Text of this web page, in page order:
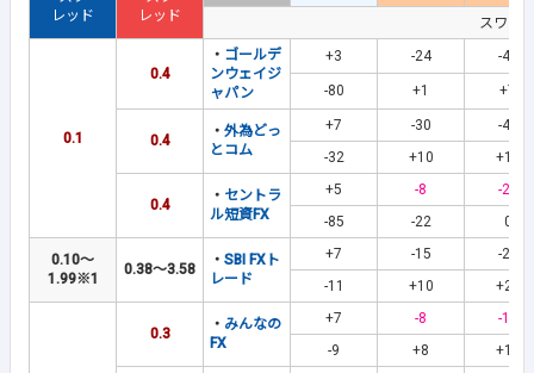
レッド
レッド
スワッ
0.1
0.4
・ ゴールデ
ンウェイジ
ャパン
+3 -24 -42
-80 +1 +7
0.4
・ 外為どっ
とコム
+7 -30
-40
-32
+10 +19
0.4
・ セントラ
ル短資FX
+5 -8
-21
-85
-22 0
0.10～
1.99※1
0.38～3.58
・ SBI FXト
レード
+7 -15
-26
-11
+10 +21
0.3
・ みんなの
FX
+7 -8
-18
-9
+8 +15